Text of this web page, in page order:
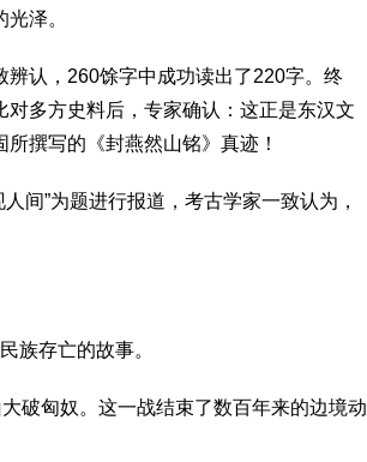
泽。
辨认，260馀字中成功读出了220字。终
对多方史料后，专家确认：这正是东汉文
所撰写的《封燕然山铭》真迹！
间”为题进行报道，考古学家一致认为，
族存亡的故事。
破匈奴。这一战结束了数百年来的边境动